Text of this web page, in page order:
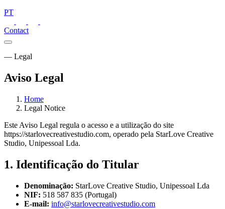
PT
Contact
— Legal
Aviso Legal
Home
Legal Notice
Este Aviso Legal regula o acesso e a utilização do site
https://starlovecreativestudio.com, operado pela StarLove Creative
Studio, Unipessoal Lda.
1. Identificação do Titular
Denominação: StarLove Creative Studio, Unipessoal Lda
NIF: 518 587 835 (Portugal)
E-mail: info@starlovecreativestudio.com